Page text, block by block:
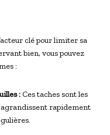
clé pour limiter sa
bien, vous pouvez
:
: Ces taches sont les
rapidement